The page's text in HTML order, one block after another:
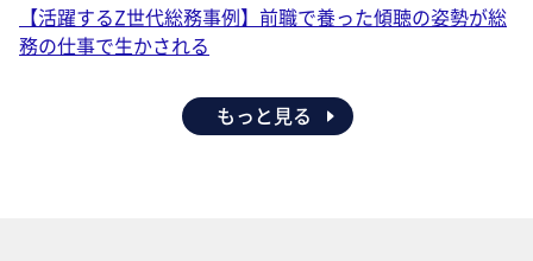
【活躍するZ世代総務事例】前職で養った傾聴の姿勢が総
務の仕事で生かされる
もっと見る